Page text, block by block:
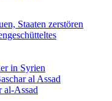
Staaten zerstören
in Syrien
al Assad
al-Assad